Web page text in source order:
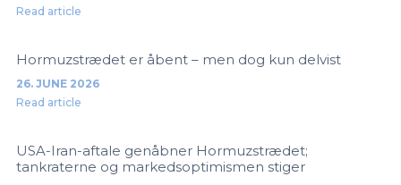
Read article
Hormuzstrædet er åbent – men dog kun delvist
26. JUNE 2026
Read article
USA-Iran-aftale genåbner Hormuzstrædet;
tankraterne og markedsoptimismen stiger